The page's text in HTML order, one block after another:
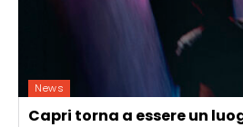
News
Capri torna a essere un